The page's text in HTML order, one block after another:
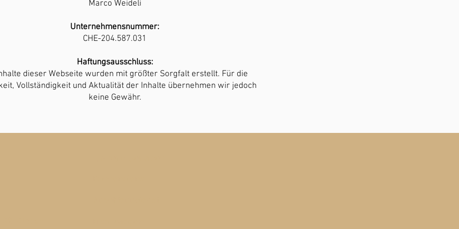
Marco Weideli
Unternehmensnummer:
CHE-204.587.031
Haftungsausschluss:
dieser Webseite wurden mit größter Sorgfalt erstellt. Für die
Vollständigkeit und Aktualität der Inhalte übernehmen wir jedoch
keine Gewähr.